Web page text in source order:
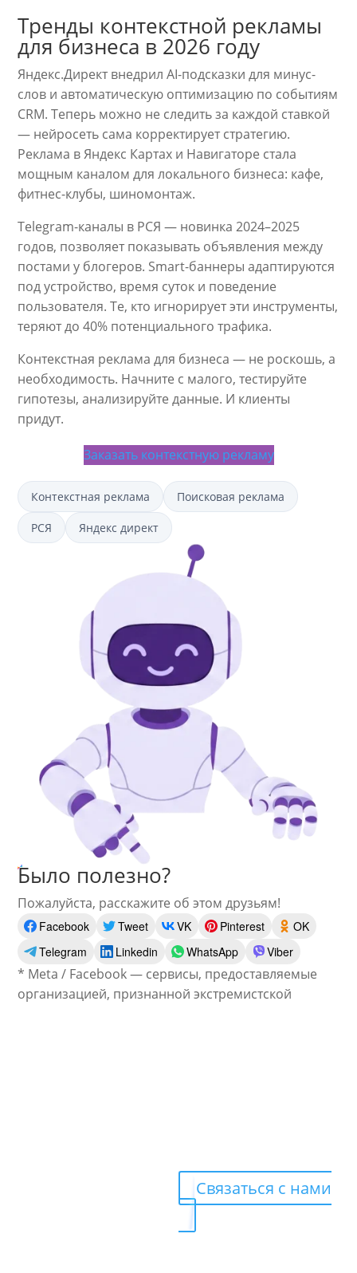
Тренды контекстной рекламы
для бизнеса в 2026 году
Яндекс.Директ внедрил AI-подсказки для минус-
слов и автоматическую оптимизацию по событиям
CRM. Теперь можно не следить за каждой ставкой
— нейросеть сама корректирует стратегию.
Реклама в Яндекс Картах и Навигаторе стала
мощным каналом для локального бизнеса: кафе,
фитнес-клубы, шиномонтаж.
Telegram-каналы в РСЯ — новинка 2024–2025
годов, позволяет показывать объявления между
постами у блогеров. Smart-баннеры адаптируются
под устройство, время суток и поведение
пользователя. Те, кто игнорирует эти инструменты,
теряют до 40% потенциального трафика.
Контекстная реклама для бизнеса — не роскошь, а
необходимость. Начните с малого, тестируйте
гипотезы, анализируйте данные. И клиенты
придут.
Заказать контекстную рекламу
Контекстная реклама Поисковая реклама
РСЯ Яндекс директ
Было полезно?
Пожалуйста, расскажите об этом друзьям!
Facebook Tweet VK Pinterest
OK
Telegram
Linkedin WhatsApp Viber
* Meta / Facebook — сервисы, предоставляемые
организацией, признанной экстремистской
Связаться с нами